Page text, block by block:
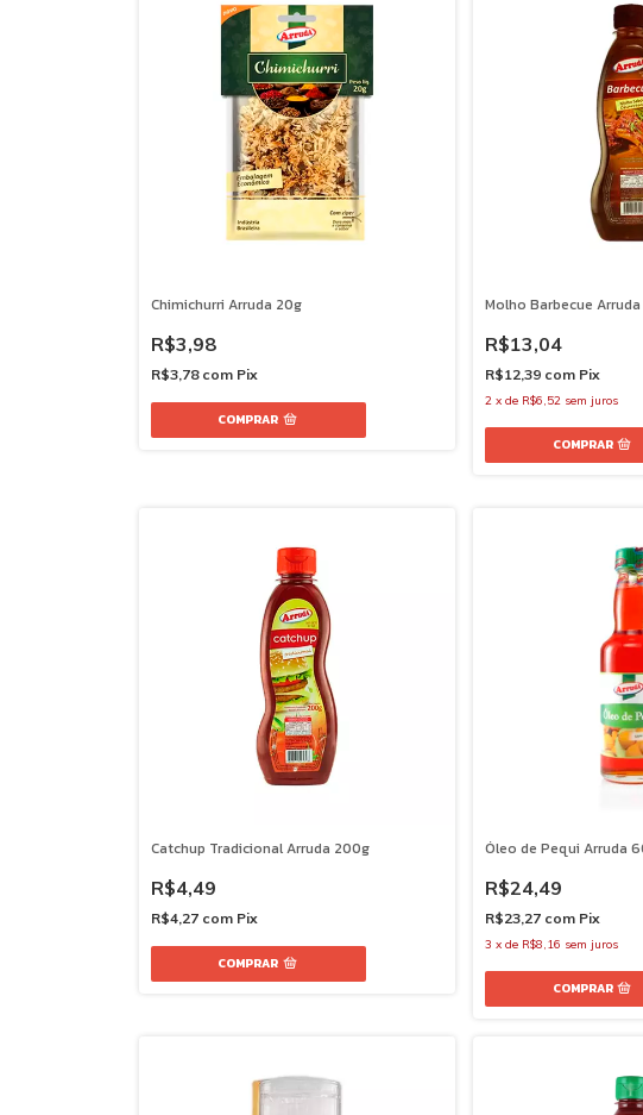
Chimichurri Arruda 20g
R$3,98
R$3,78 com Pix
Molho Barbecue
R$13,04
R$12,39 com Pix
2 xde R$6,52 sem juros
Catchup Tradicional Arruda 200g
R$4,49
R$4,27 com Pix
Óleo de Pequi Arruda
R$24,49
R$23,27 com Pix
3 xde R$8,16 sem juros